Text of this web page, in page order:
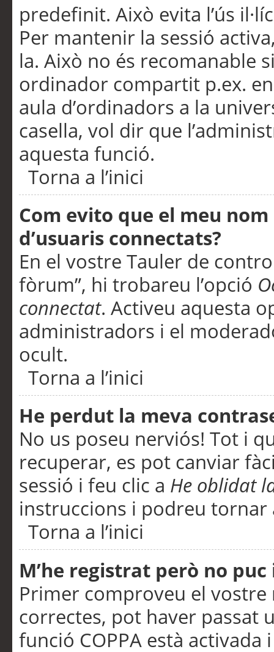
predefinit. Això evita l’ús
Per mantenir la sessió
la. Això no és recomanable
ordinador compartit p.ex.
aula d’ordinadors a la
casella, vol dir que
aquesta funció.
Torna a l’inici
Com evito que el meu
d’usuaris connectats?
En el vostre Tauler de
fòrum”, hi trobareu l’opció
connectat. Activeu aquesta
administradors i el
ocult.
Torna a l’inici
He perdut la meva
No us poseu nerviós! Tot i
recuperar, es pot canviar
sessió i feu clic a He oblidat
instruccions i podreu tornar
Torna a l’inici
M’he registrat però no
Primer comproveu el vostre
correctes, pot haver passat
funció COPPA està